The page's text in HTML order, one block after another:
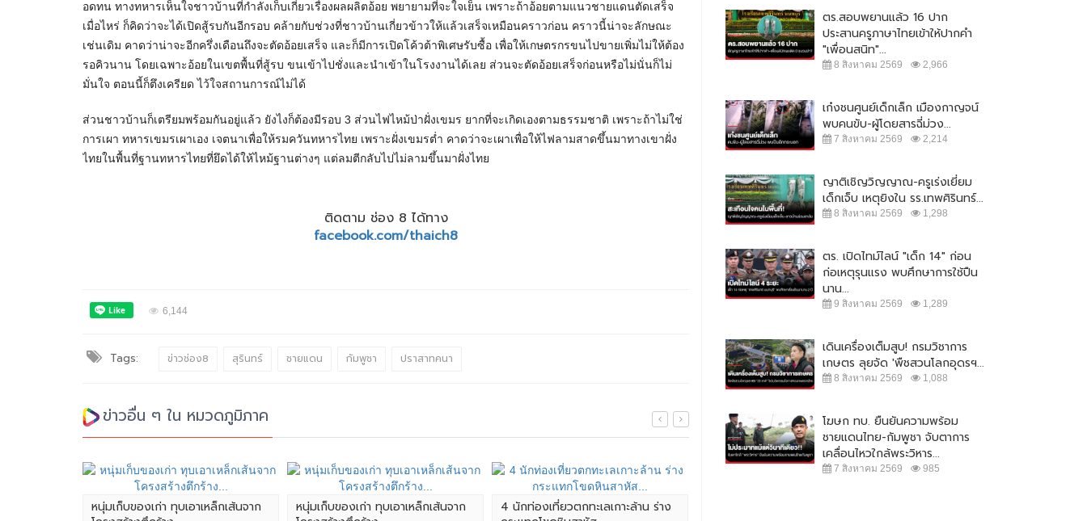
อดทน ทางทหารเห็นใจชาวบ้านที่กำลังเก็บเกี่ยวเรื่องผลผลิตอ้อย พยายามที่จะใจเย็น เพราะถ้าอ้อยตามแนวชายแดนตัดเสร็จ
เมื่อไหร่ ก็คิดว่าจะได้เปิดสู้รบกันอีกรอบ คล้ายกับช่วงที่ชาวบ้านเกี่ยวข้าวให้แล้วเสร็จเหมือนคราวก่อน คราวนี้น่าจะลักษณะ
เช่นเดิม คาดว่าน่าจะอีกครึ่งเดือนถึงจะตัดอ้อยเสร็จ และก็มีการเปิดโค้วต้าพิเศษรับซื้อ เพื่อให้เกษตรกรขนไปขายเพิ่มไม่ให้ต้อง
รอคิวนาน โดยเฉพาะอ้อยในเขตพื้นที่สู้รบ ขนเข้าไปชั่งและนำเข้าในโรงงานได้เลย ส่วนจะตัดอ้อยเสร็จก่อนหรือไม่นั่นก็ไม่
มั่นใจ ตอนนี้ก็ตึงเครียด ไว้ใจสถานการณ์ไม่ได้
ส่วนชาวบ้านก็เตรียมพร้อมกันอยู่แล้ว ยังไงก็ต้องมีรอบ 3 ส่วนไฟไหม้ป่าฝั่งเขมร ยากที่จะเกิดเองตามธรรมชาติ เพราะถ้าไม่ใช่
การเผา ทหารเขมรเผาเอง เจตนาเพื่อให้รมควันทหารไทย เพราะฝั่งเขมรต่ำ คาดว่าจะเผาเพื่อให้ไฟลามสาดขึ้นมาทางเขาฝั่ง
ไทยในพื้นที่ฐานทหารไทยที่ยึดได้ให้ไหม้ฐานต่างๆ แต่ลมตีกลับไปไม่ลามขึ้นมาฝั่งไทย
ติดตาม ช่อง 8 ได้ทาง
facebook.com/thaich8
6,144
Tags: ข่าวช่อง8 สุรินทร์ ชายแดน กัมพูชา ปราสาทคนา
ข่าวอื่น ๆ ใน หมวดภูมิภาค
หนุ่มเก็บของเก่า ทุบเอาเหล็กเส้นจาก
หนุ่มเก็บของเก่า ทุบเอาเหล็กเส้นจาก
4 นักท่องเที่ยวตกทะเลเกาะล้าน ร่าง
ตร.สอบพยานแล้ว 16 ปาก
ประสานครูภาษาไทยเข้าให้ปากคำ
"เพื่อนสนิท"...
8 สิงหาคม 2569 2,966
เก๋งชนศูนย์เด็กเล็ก เมืองกาญจน์
พบคนขับ-ผู้โดยสารฉี่ม่วง...
7 สิงหาคม 2569 2,214
ญาติเชิญวิญญาณ-ครูเร่งเยี่ยม
เด็กเจ็บ เหตุยิงใน รร.เทพศิรินทร์...
8 สิงหาคม 2569 1,298
ตร. เปิดไทม์ไลน์ "เด็ก 14" ก่อน
ก่อเหตุรุนแรง พบศึกษาการใช้ปืน
นาน...
9 สิงหาคม 2569 1,289
เดินเครื่องเต็มสูบ! กรมวิชาการ
เกษตร ลุยจัด 'พืชสวนโลกอุดรฯ...
8 สิงหาคม 2569 1,088
โฆษก ทบ. ยืนยันความพร้อม
ชายแดนไทย-กัมพูชา จับตาการ
เคลื่อนไหวใกล้พระวิหาร...
7 สิงหาคม 2569 985